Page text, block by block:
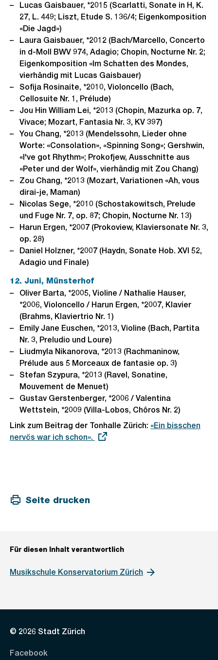
Lucas Gaisbauer, *2015 (Scarlatti, Sonate in H, K.
27, L. 449; Liszt, Etude S. 136/4; Eigenkomposition
«Die Jagd»)
Laura Gaisbauer, *2012 (Bach/Marcello, Concerto
in d-Moll BWV 974, Adagio; Chopin, Nocturne Nr. 2;
Eigenkomposition «Im Schatten des Mondes,
vierhändig mit Lucas Gaisbauer)
Sofija Rosinaite, *2010, Violoncello (Bach,
Cellosuite Nr. 1, Prélude)
Jou Hin William Lei, *2013 (Chopin, Mazurka op. 7,
Vivace; Mozart, Fantasia Nr. 3, KV 397)
You Chang, *2013 (Mendelssohn, Lieder ohne
Worte: «Consolation», «Spinning Song»; Gershwin,
«I've got Rhythm»; Prokofjew, Ausschnitte aus
«Peter und der Wolf», vierhändig mit Zou Chang)
Zou Chang, *2013 (Mozart, Variationen «Ah, vous
dirai-je, Maman)
Nicolas Sege, *2010 (Schostakowitsch, Prelude
und Fuge Nr. 7, op. 87; Chopin, Nocturne Nr. 13)
Harun Ergen, *2007 (Prokoview, Klaviersonate Nr. 3,
op. 28)
Daniel Holzner, *2007 (Haydn, Sonate Hob. XVI 52,
Adagio und Finale)
12. Juni, Münsterhof
Oliver Barta, *2005, Violine / Nathalie Hauser,
*2006, Violoncello / Harun Ergen, *2007, Klavier
(Brahms, Klaviertrio Nr. 1)
Emily Jane Euschen, *2013, Violine (Bach, Partita
Nr. 3, Preludio und Loure)
Liudmyla Nikanorova, *2013 (Rachmaninow,
Prélude aus 5 Morceaux de fantasie op. 3)
Stefan Szypura, *2013 (Ravel, Sonatine,
Mouvement de Menuet)
Gustav Gerstenberger, *2006 / Valentina
Wettstein, *2009 (Villa-Lobos, Chôros Nr. 2)
Link zum Beitrag der Tonhalle Zürich: Externer
«Ein bisschen
nervös war ich schon».
Seite drucken
Für diesen Inhalt verantwortlich
Musikschule Konservatorium Zürich
© 2026 Stadt Zürich
Facebook